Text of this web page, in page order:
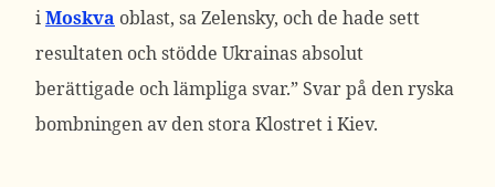
iMoskva oblast, sa Zelensky, och de hade sett
resultaten och stödde Ukrainas absolut
berättigade och lämpliga svar.” Svar på den ryska
bombningen av den stora Klostret i Kiev.